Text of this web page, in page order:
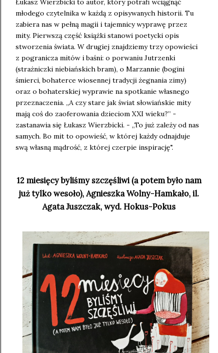
Łukasz Wierzbicki to autor, który potrafi wciągnąć
młodego czytelnika w każdą z opisywanych historii. Tu
zabiera nas w pełną magii i tajemnicy wyprawę przez
mity. Pierwszą część książki stanowi poetycki opis
stworzenia świata. W drugiej znajdziemy trzy opowieści
z pogranicza mitów i baśni: o porwaniu Jutrzenki
(strażniczki niebiańskich bram), o Marzannie (bogini
śmierci, bohaterce wiosennej tradycji żegnania zimy)
oraz o bohaterskiej wyprawie na spotkanie własnego
przeznaczenia. „A czy stare jak świat słowiańskie mity
mają coś do zaoferowania dzieciom XXI wieku?” -
zastanawia się Łukasz Wierzbicki. - „To już zależy od nas
samych. Bo mit to opowieść, w której każdy odnajduje
swą własną mądrość, z której czerpie inspirację".
12 miesięcy byliśmy szczęśliwi (a potem było nam
już tylko wesoło), Agnieszka Wolny-Hamkało, il.
Agata Juszczak, wyd. Hokus-Pokus